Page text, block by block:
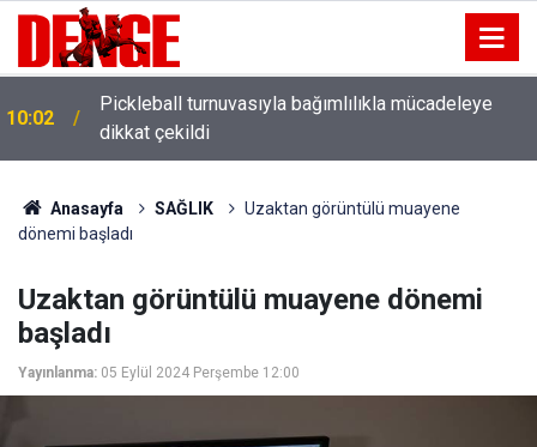
09:43 Gözaltına alınan 11 şüpheliden 7'si tutuklandı
Anasayfa SAĞLIK
Uzaktan görüntülü muayene
dönemi başladı
Uzaktan görüntülü muayene dönemi
başladı
Yayınlanma: 05 Eylül 2024 Perşembe 12:00